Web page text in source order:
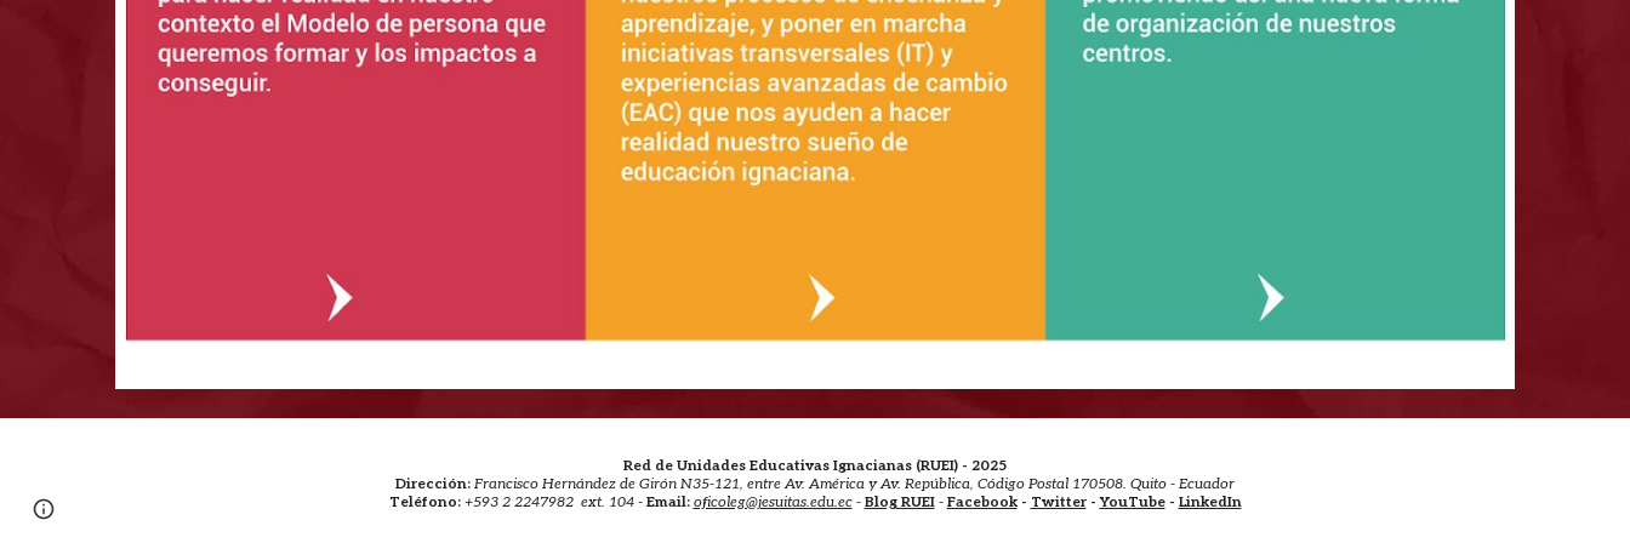
Red de Unidades Educativas Ignacianas (RUEI) - 2025
Dirección: Francisco Hernández de Girón N35-121, entre Av. América y Av. República, Código Postal 170508. Quito - Ecuador
Teléfono: +593 2 2247982 ext. 104 - Email: oficoleg@jesuitas.edu.ec- Blog RUEI - Facebook- Twitter-YouTube- LinkedIn